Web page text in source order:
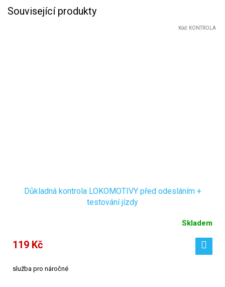
Související produkty
Důkladná kontrola LOKOMOTIVY před odesláním +
testování jízdy
Skladem
119 Kč
služba pro náročné
Kód: KONTROLA